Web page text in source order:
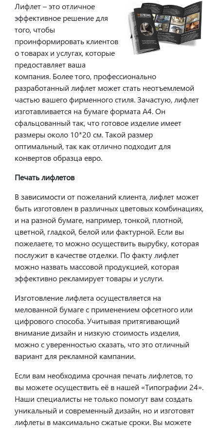
Лифлет – это отличное
эффективное решение для
того, чтобы
проинформировать клиентов
о товарах и услугах, которые
предоставляет ваша
компания. Более того, профессионально
разработанный лифлет может стать неотъемлемой
частью вашего фирменного стиля. Зачастую, лифлет
изготавливается на бумаге формата А4. Он
сфальцованный так, что готовое изделие имеет
размеры около 10*20 см. Такой размер
оптимальный, так как отлично подходит для
конвертов образца евро.
Печать лифлетов
В зависимости от пожеланий клиента, лифлет может
быть изготовлен в различных цветовых комбинациях,
и на разной бумаге, например, тонкой, плотной,
цветной, гладкой, белой или фактурной. Если вы
пожелаете, то можно осуществить вырубку, которая
послужит в качестве отделки. По факту лифлет
можно назвать массовой продукцией, которая
эффективно рекламирует товары и услуги.
Изготовление лифлета осуществляется на
мелованной бумаге с применением офсетного или
цифрового способа. Учитывая притягивающий
внимание дизайн и низкую стоимость изделия,
можно с уверенностью сказать, что это отличный
вариант для рекламной кампании.
Если вам необходима срочная печать лифлетов, то
вы можете осуществить её в нашей «Типографии 24».
Наши специалисты не только помогут вам создать
уникальный и современный дизайн, но и изготовят
лифлеты в максимально сжатые сроки. Вы можете